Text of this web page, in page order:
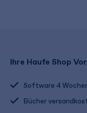
Ihre Haufe Shop
Software 4
Bücher